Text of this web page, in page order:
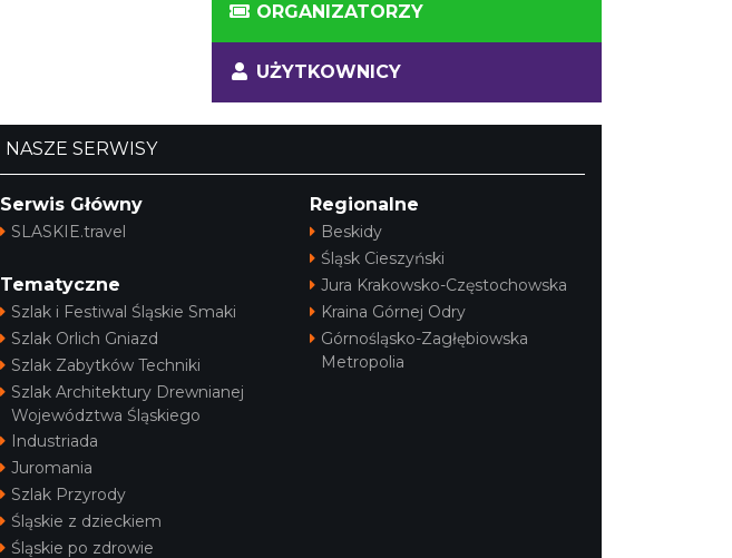
ORGANIZATORZY
UŻYTKOWNICY
NASZE SERWISY
Serwis Główny
SLASKIE.travel
Tematyczne
Szlak i Festiwal Śląskie Smaki
Szlak Orlich Gniazd
Szlak Zabytków Techniki
Szlak Architektury Drewnianej
Województwa Śląskiego
Industriada
Juromania
Szlak Przyrody
Śląskie z dzieckiem
Śląskie po zdrowie
Regionalne
Beskidy
Śląsk Cieszyński
Jura Krakowsko-Częstochowska
Kraina Górnej Odry
Górnośląsko-Zagłębiowska
Metropolia